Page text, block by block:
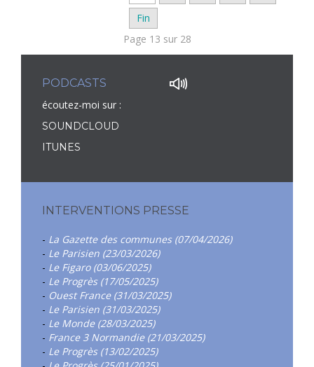
Fin
Page 13 sur 28
PODCASTS
écoutez-moi sur :
SOUNDCLOUD
ITUNES
INTERVENTIONS PRESSE
- La Gazette des communes (07/04/2026)
- Le Parisien (23/03/2026)
- Le Figaro (03/06/2025)
- Le Progrès (17/05/2025)
- Ouest France (31/03/2025)
- Le Parisien (31/03/2025)
- Le Monde (28/03/2025)
- France 3 Normandie (21/03/2025)
- Le Progrès (13/02/2025)